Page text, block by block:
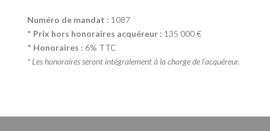
Numéro de mandat : 1087
* Prix hors honoraires acquéreur : 135 000 €
* Honoraires : 6% TTC
* Les honoraires seront intégralement à la charge de l'acquéreur.